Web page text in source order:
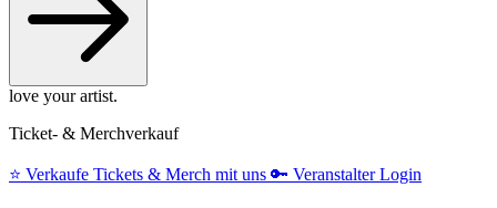
love your artist.
Ticket- & Merchverkauf
⭐️ Verkaufe Tickets & Merch mit uns 🔑 Veranstalter Login